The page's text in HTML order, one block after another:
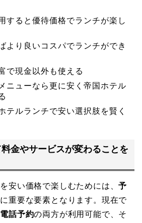
すると優待価格でランチが楽し
より良いコスパでランチができ
で現金以外も使える
ニューなら更に安く帝国ホテル
テルランチで安い選択肢を賢く
金やサービスが変わることを
安い価格で楽しむためには、予
重要な要素となります。現在で
電話予約の両方が利用可能で、そ